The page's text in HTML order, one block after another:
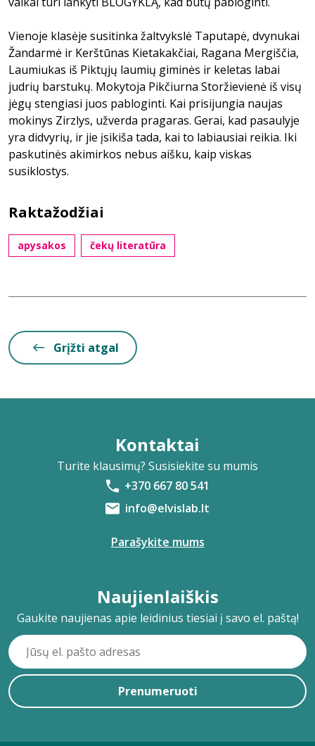
Vienoje klasėje susitinka žaltvykslė Taputapė, dvynukai
Žandarmė ir Kerštūnas Kietakakčiai, Ragana Mergiščia,
Laumiukas iš Piktųjų laumių giminės ir keletas labai
judrių barstukų. Mokytoja Pikčiurna Storžievienė iš visų
jėgų stengiasi juos pabloginti. Kai prisijungia naujas
mokinys Zirzlys, užverda pragaras. Gerai, kad pasaulyje
yra didvyrių, ir jie įsikiša tada, kai to labiausiai reikia. Iki
paskutinės akimirkos nebus aišku, kaip viskas
susiklostys.
Raktažodžiai
apysakos čekų literatūra
Grįžti atgal
Kontaktai
Turite klausimų? Susisiekite su mumis
+370 667 80 541
info@elvislab.lt
Parašykite mums
Naujienlaiškis
Gaukite naujienas apie leidinius tiesiai į savo el. paštą!
Prenumeruoti